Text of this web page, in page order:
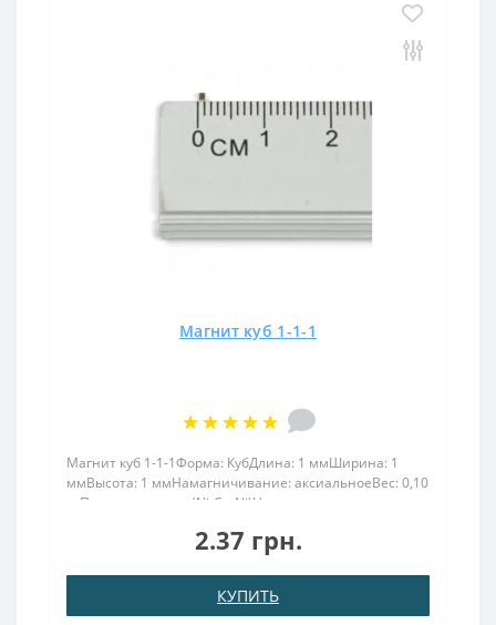
Магнит куб 1-1-1
Магнит куб 1-1-1Форма: КубДлина: 1 ммШирина: 1
ммВысота: 1 ммНамагничивание: аксиальноеВес: 0,10
грПокрыт. никель.: (Ni-Cu-Ni)Намагничивание:
использования: до 80°CМалый, но мощный магнит куб
2.37 грн.
КУПИТЬ